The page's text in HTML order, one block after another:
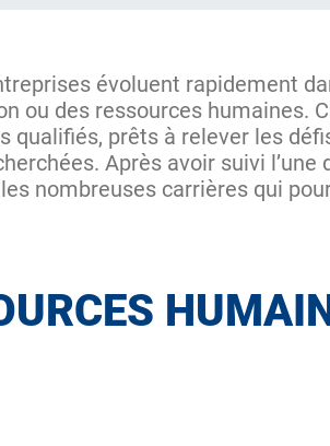
évoluent rapidement
ou des ressources humaines.
qualifiés, prêts à relever les
Après avoir suivi
nombreuses carrières qui